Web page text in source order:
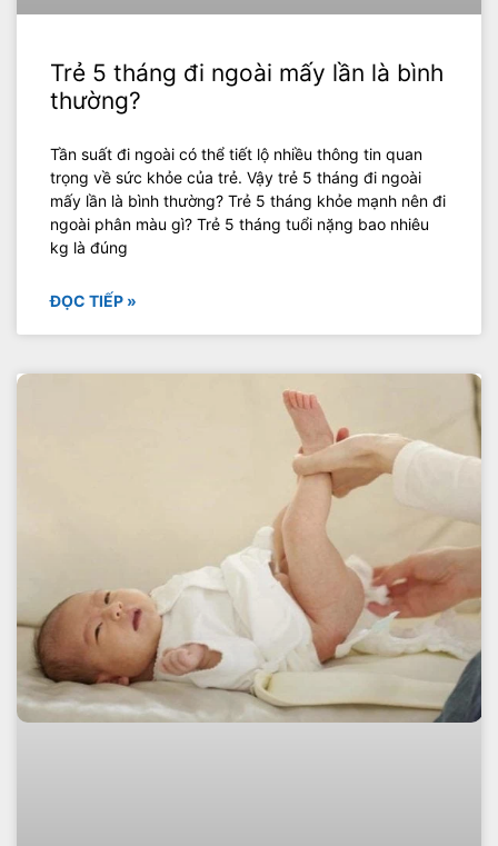
Trẻ 5 tháng đi ngoài mấy lần là bình
thường?
Tần suất đi ngoài có thể tiết lộ nhiều thông tin quan
trọng về sức khỏe của trẻ. Vậy trẻ 5 tháng đi ngoài
mấy lần là bình thường? Trẻ 5 tháng khỏe mạnh nên đi
ngoài phân màu gì? Trẻ 5 tháng tuổi nặng bao nhiêu
kg là đúng
ĐỌC TIẾP »